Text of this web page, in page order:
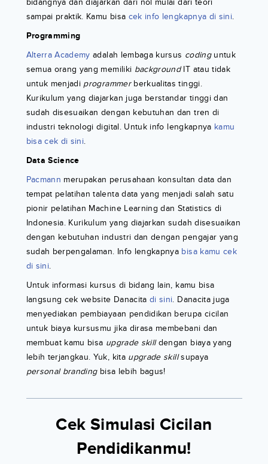
bidangnya dan diajarkan dari nol mulai dari teori
sampai praktik. Kamu bisa cek info lengkapnya di sini.
Programming
Alterra Academy adalah lembaga kursus codinguntuk
semua orang yang memiliki backgroundIT atau tidak
untuk menjadi programmerberkualitas tinggi.
Kurikulum yang diajarkan juga berstandar tinggi dan
sudah disesuaikan dengan kebutuhan dan tren di
industri teknologi digital. Untuk info lengkapnya kamu
bisa cek di sini.
Data Science
Pacmann merupakan perusahaan konsultan data dan
tempat pelatihan talenta data yang menjadi salah satu
pionir pelatihan Machine Learning dan Statistics di
Indonesia. Kurikulum yang diajarkan sudah disesuaikan
dengan kebutuhan industri dan dengan pengajar yang
sudah berpengalaman. Info lengkapnya bisa kamu cek
di sini.
Untuk informasi kursus di bidang lain, kamu bisa
langsung cek website Danacitadi sini. Danacita juga
menyediakan pembiayaan pendidikan berupa cicilan
untuk biaya kursusmu jika dirasa membebani dan
membuat kamu bisa upgrade skilldengan biaya yang
lebih terjangkau. Yuk, kita upgrade skillsupaya
personal brandingbisa lebih bagus!
Cek Simulasi Cicilan
Pendidikanmu!